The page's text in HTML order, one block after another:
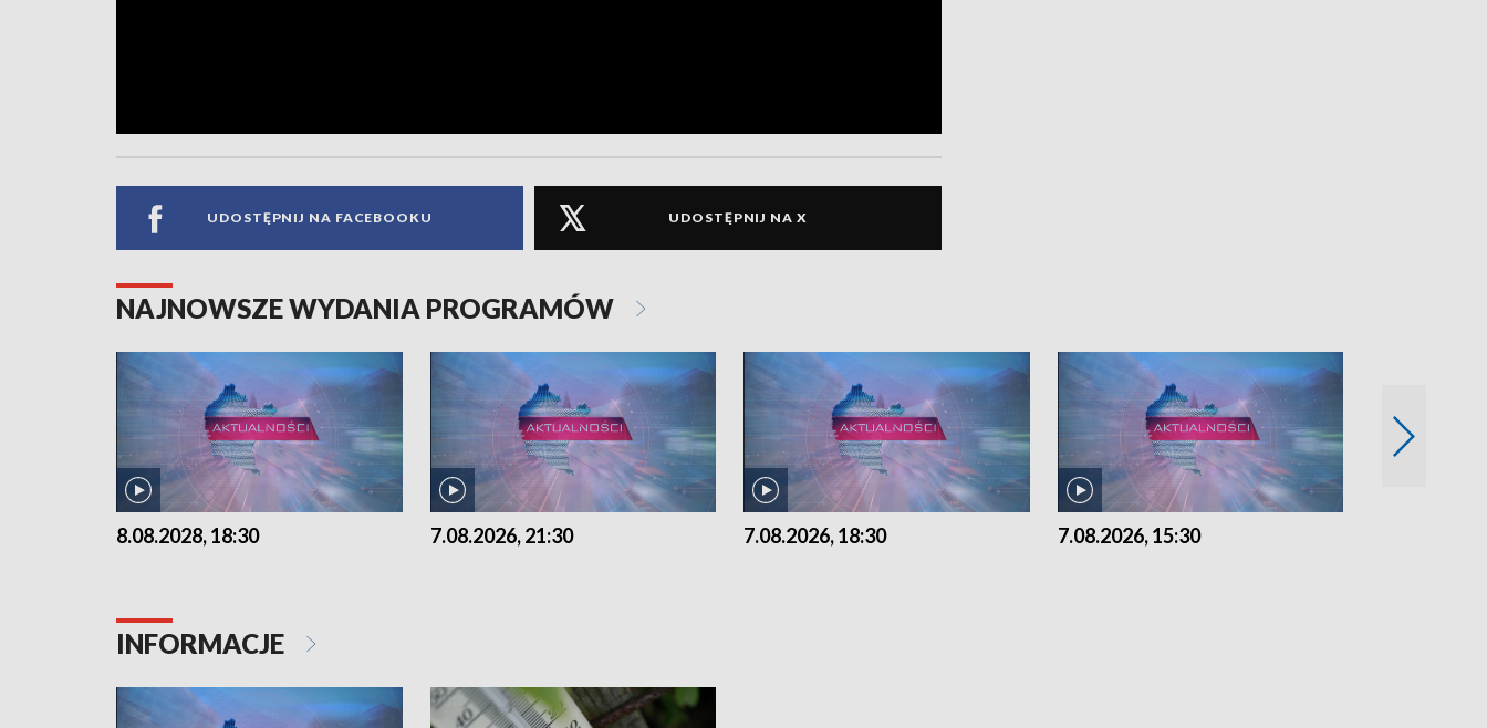
UDOSTĘPNIJ NA FACEBOOKU UDOSTĘPNIJ NA X
NAJNOWSZE WYDANIA PROGRAMÓW
8.08.2028, 18:30 7.08.2026, 21:30 7.08.2026, 18:30 7.08.2026, 15:30
INFORMACJE